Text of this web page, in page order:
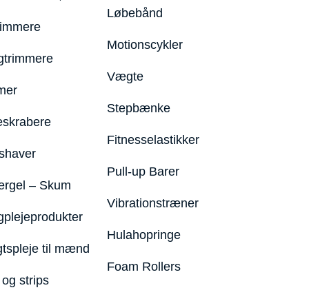
– Skum
til mænd
strips
Løbebånd
Motionscykler
Vægte
Stepbænke
Fitnesselastikker
Pull-up Barer
Vibrationstræner
Hulahopringe
Foam Rollers